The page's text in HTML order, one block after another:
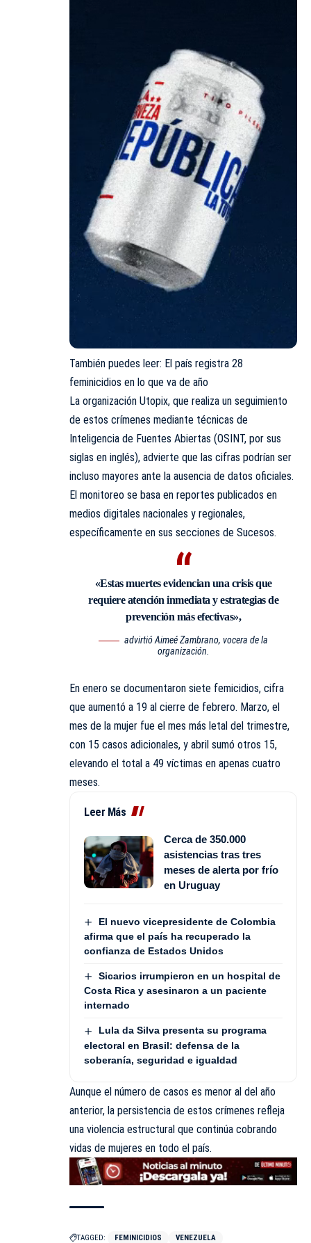
También puedes leer: El país registra 28
feminicidios en lo que va de año
La organización Utopix, que realiza un seguimiento
de estos crímenes mediante técnicas de
Inteligencia de Fuentes Abiertas (OSINT, por sus
siglas en inglés), advierte que las cifras podrían ser
incluso mayores ante la ausencia de datos oficiales.
El monitoreo se basa en reportes publicados en
medios digitales nacionales y regionales,
específicamente en sus secciones de Sucesos.
«Estas muertes evidencian una crisis que
requiere atención inmediata y estrategias de
prevención más efectivas»,
advirtió Aimeé Zambrano, vocera de la
organización.
En enero se documentaron siete femicidios, cifra
que aumentó a 19 al cierre de febrero. Marzo, el
mes de la mujer fue el mes más letal del trimestre,
con 15 casos adicionales, y abril sumó otros 15,
elevando el total a 49 víctimas en apenas cuatro
meses.
Leer Más
Cerca de 350.000
asistencias tras tres
meses de alerta por frío
en Uruguay
El nuevo vicepresidente de Colombia
afirma que el país ha recuperado la
confianza de Estados Unidos
Sicarios irrumpieron en un hospital de
Costa Rica y asesinaron a un paciente
internado
Lula da Silva presenta su programa
electoral en Brasil: defensa de la
soberanía, seguridad e igualdad
Aunque el número de casos es menor al del año
anterior, la persistencia de estos crímenes refleja
una violencia estructural que continúa cobrando
vidas de mujeres en todo el país.
TAGGED: FEMINICIDIOS VENEZUELA